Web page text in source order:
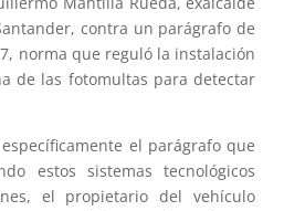
contra un parágrafo de
norma que reguló la instalación
de las fotomultas para detectar
el parágrafo que
estos sistemas tecnológicos
el propietario del vehículo